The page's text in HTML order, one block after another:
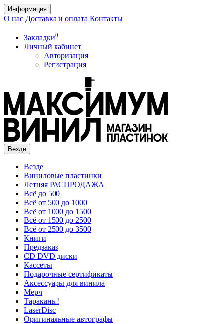
Информация
О нас Доставка и оплата Контакты
Закладки0
Личный кабинет
Авторизация
Регистрация
Везде
Везде
Виниловые пластинки
Летняя РАСПРОДАЖА
Всё до 500
Всё от 500 до 1000
Всё от 1000 до 1500
Всё от 1500 до 2500
Всё от 2500 до 3500
Книги
Предзаказ
CD DVD диски
Кассеты
Подарочные сертификаты
Аксессуары для винила
Мерч
Тараканы!
LaserDisc
Оригинальные автографы